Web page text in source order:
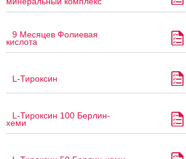
9 Месяцев Фолиевая
кислота
L-Тироксин
L-Тироксин 100 Берлин-
хеми